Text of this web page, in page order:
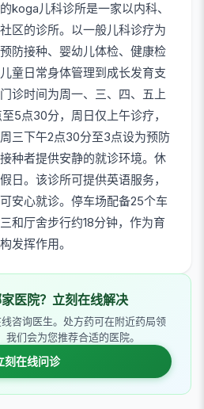
koga儿科诊所是一家以内科、
区的诊所。以一般儿科诊疗为
防接种、婴幼儿体检、健康检
童日常身体管理到成长发育支
诊时间为周一、三、四、五上
5点30分，周日仅上午诊疗，
三下午2点30分至3点设为预防
种者提供安静的就诊环境。休
日。该诊所可提供英语服务，
安心就诊。停车场配备25个车
和厅舍步行约18分钟，作为育
发挥作用。
医院？立刻在线解决
咨询医生。处方药可在附近药局领
们会为您推荐合适的医院。
刻在线问诊